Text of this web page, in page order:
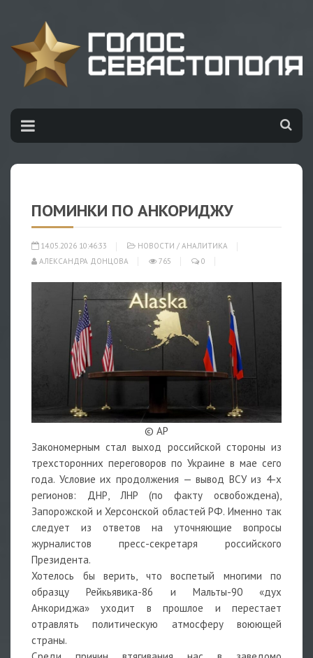
ПОМИНКИ ПО АНКОРИДЖУ
14.05.2026 10:46:33 НОВОСТИ / АНАЛИТИКА
АЛЕКСАНДРА ДОНЦОВА
765 0
© AP
Закономерным стал выход российской стороны из
трехсторонних переговоров по Украине в мае сего
года. Условие их продолжения — вывод ВСУ из 4-х
регионов: ДНР, ЛНР (по факту освобождена),
Запорожской и Херсонской областей РФ. Именно так
следует из ответов на уточняющие вопросы
журналистов пресс-секретаря российского
Президента.
Хотелось бы верить, что воспетый многими по
образцу Рейкьявика-86 и Мальты-90 «дух
Анкориджа» уходит в прошлое и перестает
отравлять политическую атмосферу воюющей
страны.